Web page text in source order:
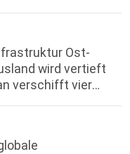
Ost-
wird vertieft
verschifft vier